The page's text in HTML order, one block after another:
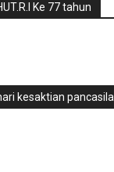
Ke 77 tahun
kesaktian pancasila